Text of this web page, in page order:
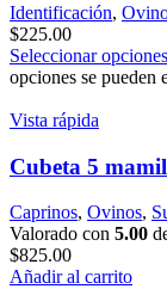
Identificación,
$225.00
Seleccionar opciones
opciones se pueden
Vista rápida
Cubeta 5
Caprinos, Ovinos,
Valorado con 5.00
$825.00
Añadir al carrito